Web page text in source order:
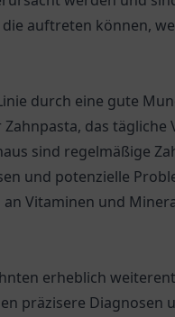
auftreten können,
durch eine gute
das tägliche
sind regelmäßige
und potenzielle
Vitaminen und
erheblich
präzisere Diagnosen